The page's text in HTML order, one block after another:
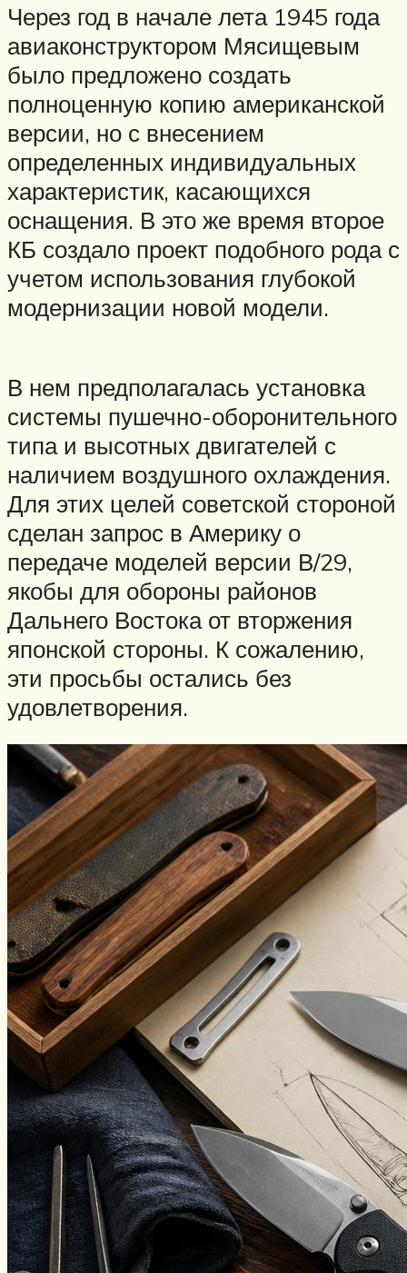
Через год в начале лета 1945 года
авиаконструктором Мясищевым
было предложено создать
полноценную копию американской
версии, но с внесением
определенных индивидуальных
характеристик, касающихся
оснащения. В это же время второе
КБ создало проект подобного рода с
учетом использования глубокой
модернизации новой модели.
В нем предполагалась установка
системы пушечно-оборонительного
типа и высотных двигателей с
наличием воздушного охлаждения.
Для этих целей советской стороной
сделан запрос в Америку о
передаче моделей версии В/29,
якобы для обороны районов
Дальнего Востока от вторжения
японской стороны. К сожалению,
эти просьбы остались без
удовлетворения.